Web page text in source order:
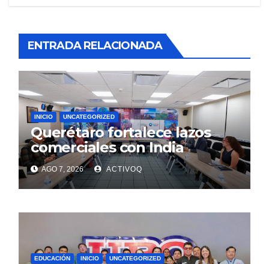
ENTRADA RELACIONADA
INICIO UNCATEGORIZED
Querétaro fortalece lazos
comerciales con India
AGO 7, 2026 ACTIVOQ
EDUCACIÓN INICIO UNCATEGORIZED